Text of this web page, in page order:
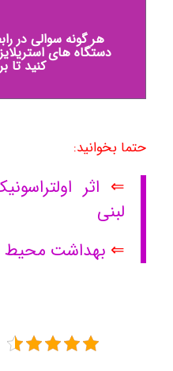
هر گونه سوالی در
دستگاه های
کنید تا
حتما بخوانید:
⇐ اثر
لبنی
⇐ بهداشت محیط